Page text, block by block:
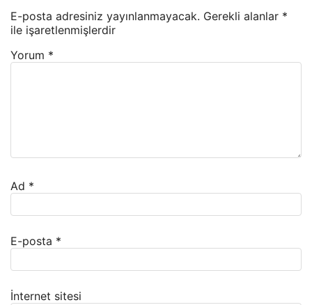
E-posta adresiniz yayınlanmayacak. Gerekli alanlar *
ile işaretlenmişlerdir
Yorum *
Ad *
E-posta *
İnternet sitesi